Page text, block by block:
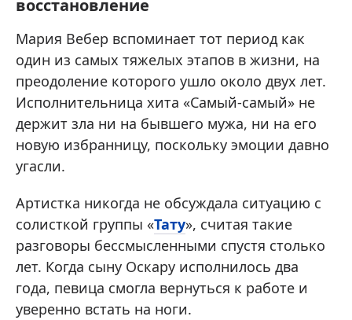
восстановление
Мария Вебер вспоминает тот период как
один из самых тяжелых этапов в жизни, на
преодоление которого ушло около двух лет.
Исполнительница хита «Самый-самый» не
держит зла ни на бывшего мужа, ни на его
новую избранницу, поскольку эмоции давно
угасли.
Артистка никогда не обсуждала ситуацию с
солисткой группы «Тату», считая такие
разговоры бессмысленными спустя столько
лет. Когда сыну Оскару исполнилось два
года, певица смогла вернуться к работе и
уверенно встать на ноги.